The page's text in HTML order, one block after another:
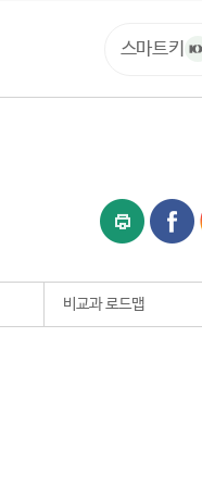
스마트키
비교과 로드맵